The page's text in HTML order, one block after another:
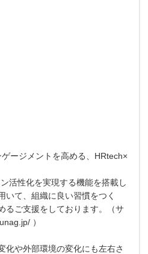
ゲージメントを高める、HRtech×
活性化を実現する機能を搭載し
いて、組織に良い習慣をつく
るご支援をしております。（サ
）
化や外部環境の変化にも左右さ